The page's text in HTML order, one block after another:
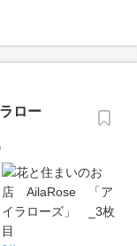
ロー